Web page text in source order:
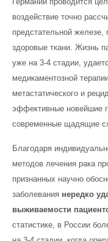
воздействие точно
предстательной
здоровые ткани. Жизнь
уже на 3-4 стадии,
медикаментозной
метастатического и
эффективные новейшие
современные щадящие
Благодаря
методов лечения рака
признанных научно
заболевания нередко
выживаемости
статистике, в России